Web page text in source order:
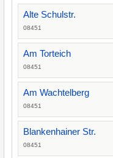
Alte Schulstr.
08451
Am Torteich
08451
Am Wachtelberg
08451
Blankenhainer Str.
08451